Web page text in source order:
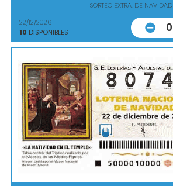
SORTEO EXTRA. DE NAVIDAD
22/12/2026
10 DISPONIBLES 0